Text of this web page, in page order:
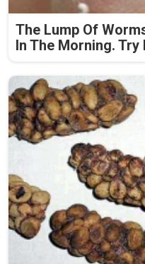
The Lump Of
In The Morning. Try